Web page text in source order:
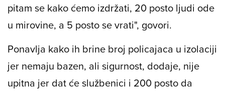
pitam se kako ćemo izdržati, 20 posto ljudi ode
u mirovine, a 5 posto se vrati", govori.
Ponavlja kako ih brine broj policajaca u izolaciji
jer nemaju bazen, ali sigurnost, dodaje, nije
upitna jer dat će službenici i 200 posto da